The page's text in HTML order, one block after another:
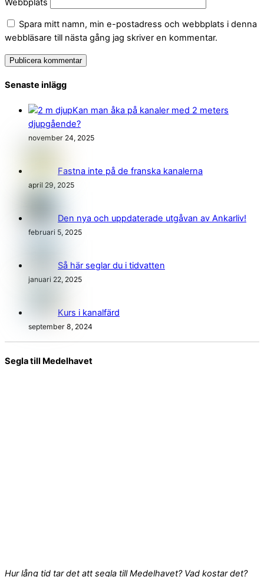
Webbplats
Spara mitt namn, min e-postadress och webbplats i denna
webbläsare till nästa gång jag skriver en kommentar.
Senaste inlägg
Kan man åka på kanaler med 2 meters
djupgående?
november 24, 2025
Fastna inte på de franska kanalerna
april 29, 2025
Den nya och uppdaterade utgåvan av Ankarliv!
februari 5, 2025
Så här seglar du i tidvatten
januari 22, 2025
Kurs i kanalfärd
september 8, 2024
Segla till Medelhavet
Hur lång tid tar det att segla till Medelhavet? Vad kostar det?